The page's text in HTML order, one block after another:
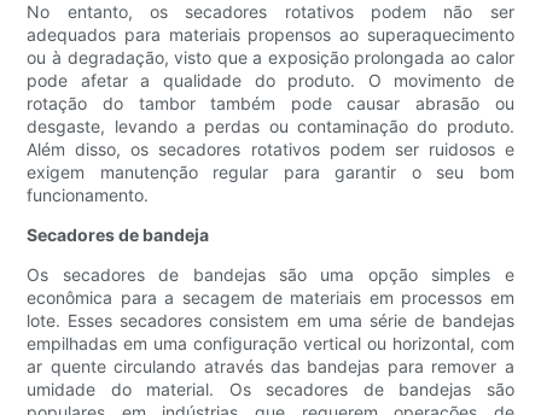
No entanto, os secadores rotativos podem não ser
adequados para materiais propensos ao superaquecimento
ou à degradação, visto que a exposição prolongada ao calor
pode afetar a qualidade do produto. O movimento de
rotação do tambor também pode causar abrasão ou
desgaste, levando a perdas ou contaminação do produto.
Além disso, os secadores rotativos podem ser ruidosos e
exigem manutenção regular para garantir o seu bom
funcionamento.
Secadores de bandeja
Os secadores de bandejas são uma opção simples e
econômica para a secagem de materiais em processos em
lote. Esses secadores consistem em uma série de bandejas
empilhadas em uma configuração vertical ou horizontal, com
ar quente circulando através das bandejas para remover a
umidade do material. Os secadores de bandejas são